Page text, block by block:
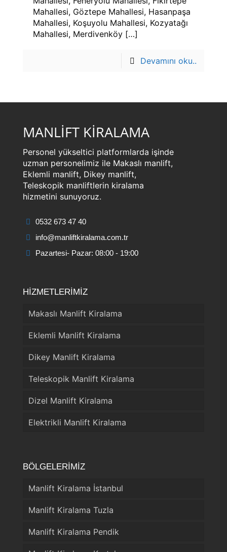
Mahallesi, Göztepe Mahallesi, Hasanpaşa
Mahallesi, Koşuyolu Mahallesi, Kozyatağı
Mahallesi, Merdivenköy […]
Devamını oku..
MANLİFT KİRALAMA
Personel yükseltici platformlarda işinde
uzman personelimiz ile Makaslı manlift,
Eklemli manlift, Dikey manlift,
Teleskopik manliftlerin kiralama
hizmetini sunuyoruz.
0532 673 47 40
info@manliftkiralama.com.tr
Pazartesi- Pazar: 08:00 - 19:00
HİZMETLERİMİZ
Makaslı Manlift Kiralama
Eklemli Manlift Kiralama
Dikey Manlift Kiralama
Teleskopik Manlift Kiralama
Dizel Manlift Kiralama
Elektrikli Manlift Kiralama
BÖLGELERİMİZ
Manlift Kiralama İstanbul
Manlift Kiralama Tuzla
Manlift Kiralama Pendik